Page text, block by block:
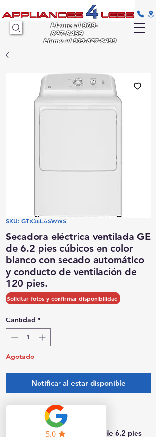
Llame al909-
827-8499
Llame al909-827-8499
SKU: GTX38EASWWS
Secadora eléctrica ventilada GE
de 6.2 pies cúbicos en color
blanco con secado automático
y conducto de ventilación de
120 pies.
699,00 US$ Precio
349,50 US$Precio
Cantidad *
Agotado
Notificar al estar disponible
Modelo: GTX38EASWWS
Secadora eléctrica ventilada de 6.2 pies
Entrega local gratuita en 48 horas
Solicitar fotos y confirmar disponibilidad